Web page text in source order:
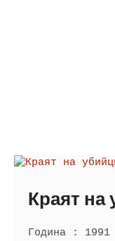
Краят на
Година : 1991